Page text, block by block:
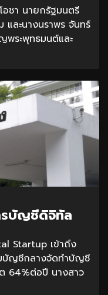
อชา นายกรัฐมนตรี
และนางนราพร จันทร์
ญพระพุทธมนต์และ
บัญชีดิจิทัล
Startup เข้าถึง
บัญชีกลางจัดทำบัญชี
64%ต่อปี นางสาว